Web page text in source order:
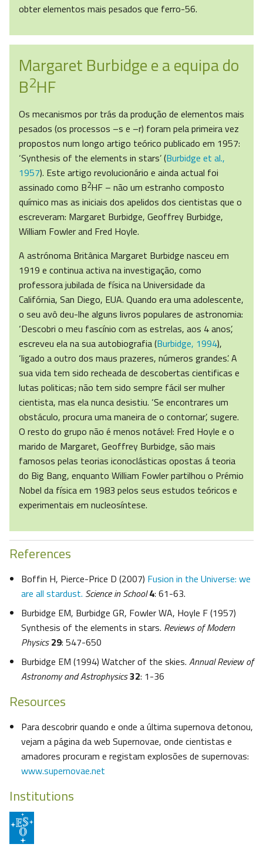
obter elementos mais pesados que ferro-56.
Margaret Burbidge e a equipa do
B2HF
Os mecanismos por trás da produção de elementos mais
pesados (os processos –s e –r) foram pela primeira vez
propostos num longo artigo teórico publicado em 1957:
‘Synthesis of the elements in stars’ (Burbidge et al.,
1957). Este artigo revolucionário e ainda actual foi
assinado como B2HF – não um estranho composto
químico mas as iniciais dos apelidos dos cientistas que o
escreveram: Margaret Burbidge, Geoffrey Burbidge,
William Fowler and Fred Hoyle.
A astrónoma Britânica Margaret Burbidge nasceu em
1919 e continua activa na investigação, como
professora jubilada de física na Universidade da
Califórnia, San Diego, EUA. Quando era uma adolescente,
o seu avô deu-lhe alguns livros populares de astronomia:
‘Descobri o meu fascínio com as estrelas, aos 4 anos’,
escreveu ela na sua autobiografia (Burbidge, 1994),
‘ligado a outro dos maus prazeres, números grandes’. A
sua vida tem sido recheada de descobertas cientificas e
lutas politicas; não tem sido sempre fácil ser mulher
cientista, mas ela nunca desistiu. ‘Se encontrares um
obstáculo, procura uma maneira de o contornar’, sugere.
O resto do grupo não é menos notável: Fred Hoyle e o
marido de Margaret, Geoffrey Burbidge, são mais
famosos pelas teorias iconoclásticas opostas á teoria
do Big Bang, enquanto William Fowler partilhou o Prémio
Nobel da física em 1983 pelos seus estudos teóricos e
experimentais em nucleosíntese.
References
Boffin H, Pierce-Price D (2007) Fusion in the Universe: we
are all stardust. Science in School 4: 61-63.
Burbidge EM, Burbidge GR, Fowler WA, Hoyle F (1957)
Synthesis of the elements in stars. Reviews of Modern
Physics29: 547-650
Burbidge EM (1994) Watcher of the skies. Annual Review of
Astronomy and Astrophysics32: 1-36
Resources
Para descobrir quando e onde a última supernova detonou,
vejam a página da web Supernovae, onde cientistas e
amadores procuram e registam explosões de supernovas:
www.supernovae.net
Institutions